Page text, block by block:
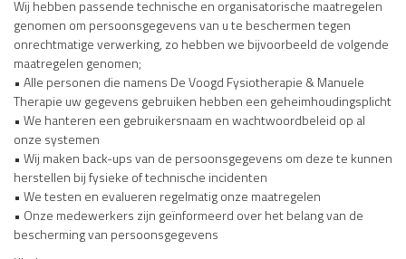
Wij hebben passende technische en organisatorische maatregelen
genomen om persoonsgegevens van u te beschermen tegen
onrechtmatige verwerking, zo hebben we bijvoorbeeld de volgende
maatregelen genomen;
• Alle personen die namens De Voogd Fysiotherapie & Manuele
Therapie uw gegevens gebruiken hebben een geheimhoudingsplicht
• We hanteren een gebruikersnaam en wachtwoordbeleid op al
onze systemen
• Wij maken back-ups van de persoonsgegevens om deze te kunnen
herstellen bij fysieke of technische incidenten
• We testen en evalueren regelmatig onze maatregelen
• Onze medewerkers zijn geïnformeerd over het belang van de
bescherming van persoonsgegevens